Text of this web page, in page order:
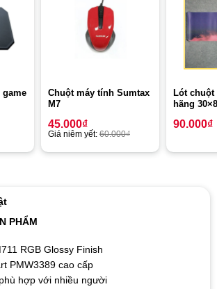
Chuột máy tính Sumtax
M7
45.000₫
Giá niêm yết: 60.000₫
Lót
hãng
90.000₫
PHẨM
RGB Glossy Finish
PMW3389 cao cấp
hợp với nhiều người